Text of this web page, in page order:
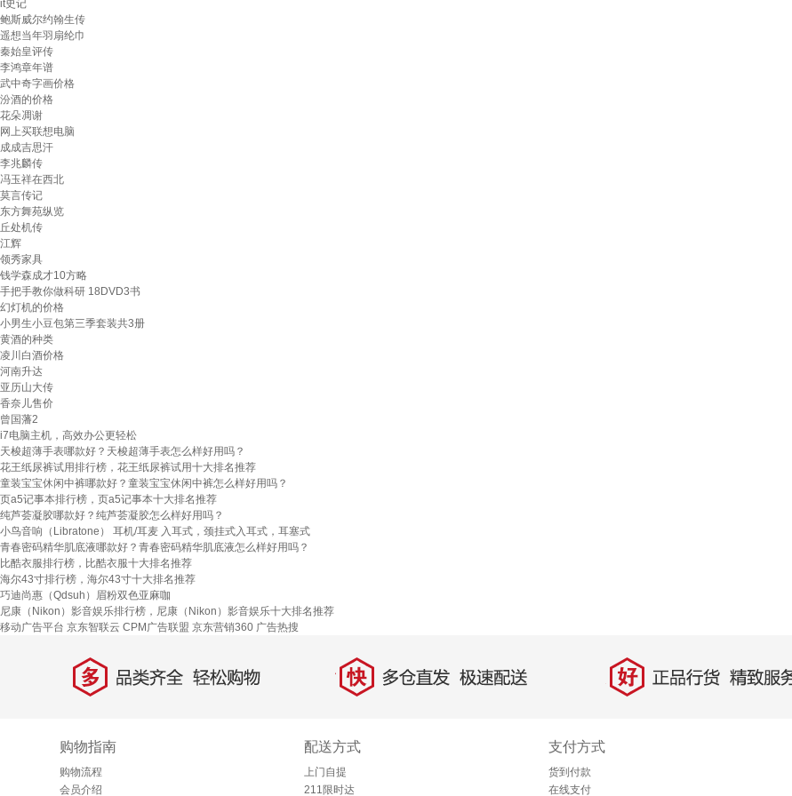
it史记
鲍斯威尔约翰生传
遥想当年羽扇纶巾
秦始皇评传
李鸿章年谱
武中奇字画价格
汾酒的价格
花朵凋谢
网上买联想电脑
成成吉思汗
李兆麟传
冯玉祥在西北
莫言传记
东方舞苑纵览
丘处机传
江辉
领秀家具
钱学森成才10方略
手把手教你做科研 18DVD3书
幻灯机的价格
小男生小豆包第三季套装共3册
黄酒的种类
凌川白酒价格
河南升达
亚历山大传
香奈儿售价
曾国藩2
i7电脑主机，高效办公更轻松
天梭超薄手表哪款好？天梭超薄手表怎么样好用吗？
花王纸尿裤试用排行榜，花王纸尿裤试用十大排名推荐
童装宝宝休闲中裤哪款好？童装宝宝休闲中裤怎么样好用吗？
页a5记事本排行榜，页a5记事本十大排名推荐
纯芦荟凝胶哪款好？纯芦荟凝胶怎么样好用吗？
小鸟音响（Libratone） 耳机/耳麦 入耳式，颈挂式入耳式，耳塞式
青春密码精华肌底液哪款好？青春密码精华肌底液怎么样好用吗？
比酷衣服排行榜，比酷衣服十大排名推荐
海尔43寸排行榜，海尔43寸十大排名推荐
巧迪尚惠（Qdsuh）眉粉双色亚麻咖
尼康（Nikon）影音娱乐排行榜，尼康（Nikon）影音娱乐十大排名推荐
移动广告平台 京东智联云 CPM广告联盟 京东营销360 广告热搜
多 品类齐全，轻松购物 快 多仓直发，极速配送 好 正品行货，精致服务
购物指南
购物流程
会员介绍
配送方式
上门自提
211限时达
支付方式
货到付款
在线支付